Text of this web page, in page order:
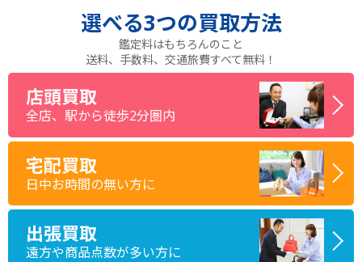
選べる3つの買取方法
鑑定料はもちろんのこと
送料、手数料、交通旅費すべて無料！
店頭買取
全店、駅から徒歩2分圏内
宅配買取
日中お時間の無い方に
出張買取
遠方や商品点数が多い方に